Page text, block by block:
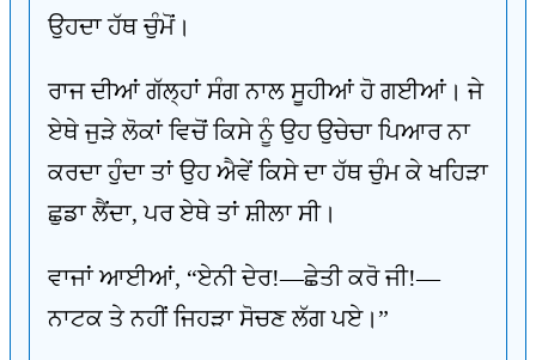
ਉਹਦਾ ਹੱਥ ਚੁੰਮੋਂ।
ਰਾਜ ਦੀਆਂ ਗੱਲ੍ਹਾਂ ਸੰਗ ਨਾਲ ਸੂਹੀਆਂ ਹੋ ਗਈਆਂ। ਜੇ
ਏਥੇ ਜੁੜੇ ਲੋਕਾਂ ਵਿਚੋਂ ਕਿਸੇ ਨੂੰ ਉਹ ਉਚੇਚਾ ਪਿਆਰ ਨਾ
ਕਰਦਾ ਹੁੰਦਾ ਤਾਂ ਉਹ ਐਵੇਂ ਕਿਸੇ ਦਾ ਹੱਥ ਚੁੰਮ ਕੇ ਖਹਿੜਾ
ਛੁਡਾ ਲੈਂਦਾ, ਪਰ ਏਥੇ ਤਾਂ ਸ਼ੀਲਾ ਸੀ।
ਵਾਜਾਂ ਆਈਆਂ, “ਏਨੀ ਦੇਰ!—ਛੇਤੀ ਕਰੋ ਜੀ!—
ਨਾਟਕ ਤੇ ਨਹੀਂ ਜਿਹੜਾ ਸੋਚਣ ਲੱਗ ਪਏ।”